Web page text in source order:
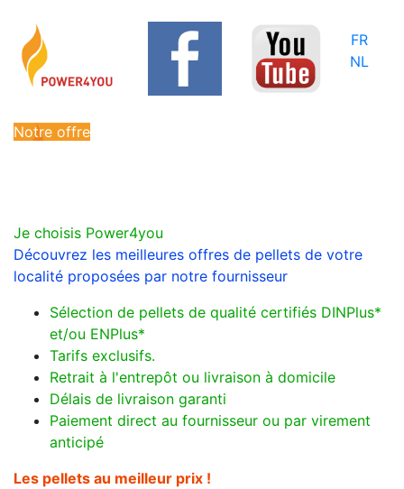
FR
NL
Notre offre
Je choisis Power4you
Découvrez les meilleures offres de pellets de votre
localité proposées par notre fournisseur
Sélection de pellets de qualité certifiés DINPlus*
et/ou ENPlus*
Tarifs exclusifs.
Retrait à l'entrepôt ou livraison à domicile
Délais de livraison garanti
Paiement direct au fournisseur ou par virement
anticipé
Les pellets au meilleur prix !